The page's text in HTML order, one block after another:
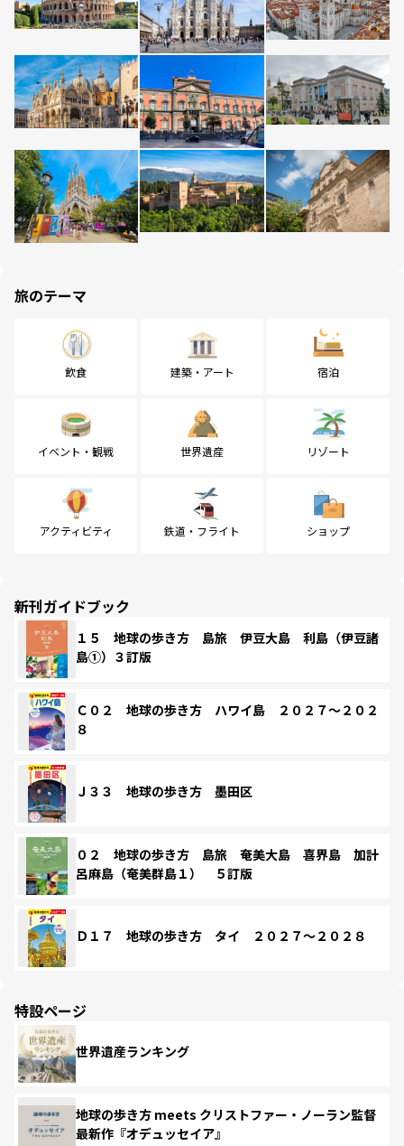
旅のテーマ
飲食 建築・アート 宿泊
イベント・観戦 世界遺産 リゾート
アクティビティ 鉄道・フライト ショップ
新刊ガイドブック
１５ 地球の歩き方 島旅 伊豆大島 利島（伊豆諸
島①）３訂版
Ｃ０２ 地球の歩き方 ハワイ島 ２０２７～２０２
８
Ｊ３３ 地球の歩き方 墨田区
０２ 地球の歩き方 島旅 奄美大島 喜界島 加計
呂麻島（奄美群島１） ５訂版
Ｄ１７ 地球の歩き方 タイ ２０２７～２０２８
特設ページ
世界遺産ランキング
地球の歩き方 meets クリストファー・ノーラン監督
最新作『オデュッセイア』